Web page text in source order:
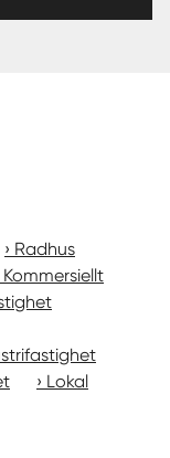
Radhus
Kommersiellt
Lokal